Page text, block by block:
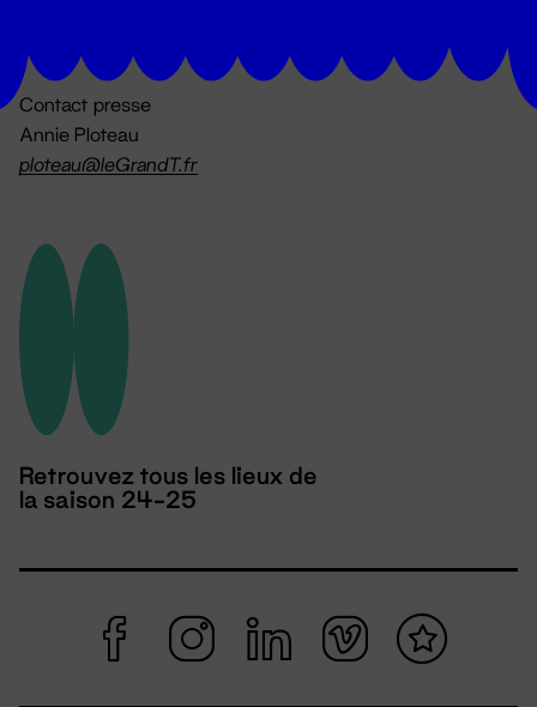
Contact presse
Annie Ploteau
ploteau@leGrandT.fr
Retrouvez tous les lieux de
la saison 24-25